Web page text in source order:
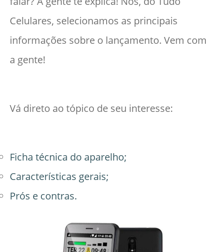
Celulares, selecionamos as principais
informações sobre o lançamento. Vem com
a gente!
Vá direto ao tópico de seu interesse:
Ficha técnica do aparelho;
Características gerais;
Prós e contras.